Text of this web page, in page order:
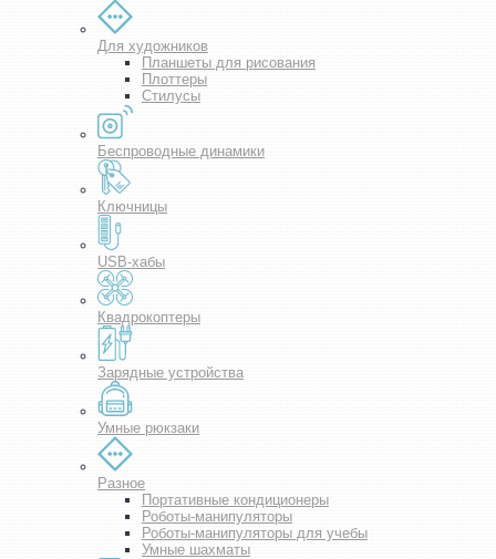
Для художников
Планшеты для рисования
Плоттеры
Стилусы
Беспроводные динамики
Ключницы
USB-хабы
Квадрокоптеры
Зарядные устройства
Умные рюкзаки
Разное
Портативные кондиционеры
Роботы-манипуляторы
Роботы-манипуляторы для учебы
Умные шахматы